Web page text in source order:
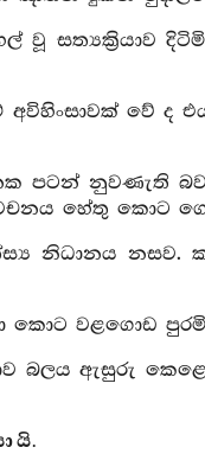
වූ සත්‍යක්‍රියාව
වේ ද
පටන් නුවණැති
හේතු කොට
නිධානය
කොට වළගොඩ
බලය ඇසුරු
යි.